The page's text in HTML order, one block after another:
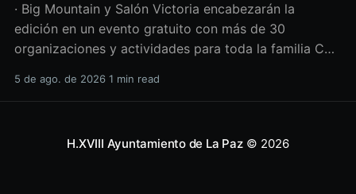
· Big Mountain y Salón Victoria encabezarán la
edición en un evento gratuito con más de 30
organizaciones y actividades para toda la familia Con
divulgación científica y actividades culturales
5 de ago. de 2026 1 min read
H.XVIII Ayuntamiento de La Paz© 2026